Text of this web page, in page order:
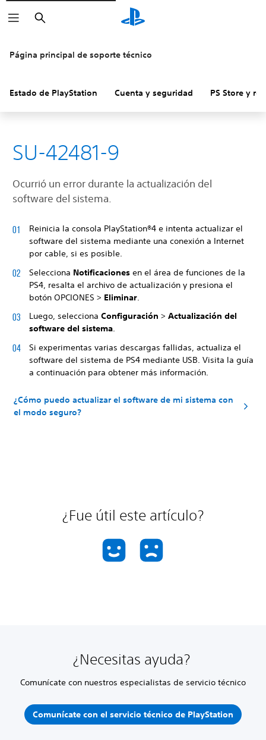
Buscar
Página principal de soporte técnico
Estado de PlayStation Cuenta y seguridad PS Store y
SU-42481-9
Ocurrió un error durante la actualización del
software del sistema.
Reinicia la consola PlayStation®4 e intenta actualizar el
software del sistema mediante una conexión a Internet
por cable, si es posible.
Selecciona Notificaciones en el área de funciones de la
PS4, resalta el archivo de actualización y presiona el
botón OPCIONES > Eliminar
Luego, selecciona Configuración > Actualización del
software del sistema.
Si experimentas varias descargas fallidas, actualiza el
software del sistema de PS4 mediante USB. Visita la guía
a continuación para obtener más información.
¿Cómo puedo actualizar el software de mi sistema con
el modo seguro?
¿Fue útil este artículo?
¿Necesitas ayuda?
Comunícate con nuestros especialistas de servicio técnico
Comunícate con el servicio técnico de PlayStation